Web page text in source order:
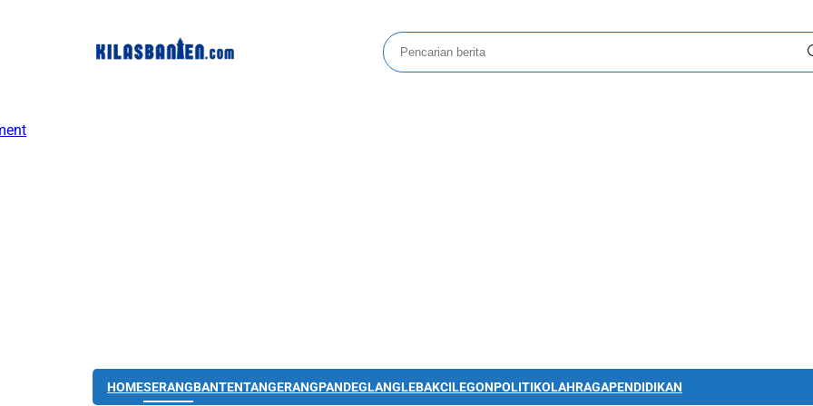
HOMESERANGBANTENTANGERANGPANDEGLANGLEBAKCILEGONPOLITIKOLAHRAGAPENDIDIKAN